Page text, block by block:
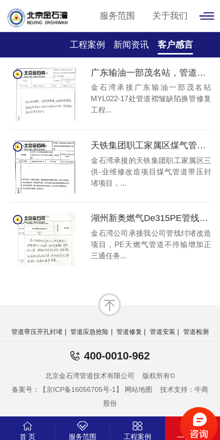
服务范围 关于我们
工程案例 新闻资讯 客户感言
广东输油一部茂名站，管道换管修复工程
金石湾承接广东输油一部茂名站
MYL022-17处管道褶皱缺陷换管修复
工程...
天铁集团职工家属区煤气管道带压封堵项目
金石湾承接的天铁集团职工家属区三
供-业维修改造项目煤气管道带压封
堵项目，...
湖州新奥燃气De315PE管线纣堵改造项目
金石湾公司承接我公司管线纣堵改造
项目，PE天燃气管道不停输增加正
三通任务...
管道带压开孔封堵 管道应急抢险 管道修复 管道安装 管道检测
400-0010-962
北京金石湾管道技术有限公司 版权所有©
备案号：【京ICP备16056705号-1】
网站地图
技术支持：牛商
股份
首 页 服务范围 工程案例 一键电话